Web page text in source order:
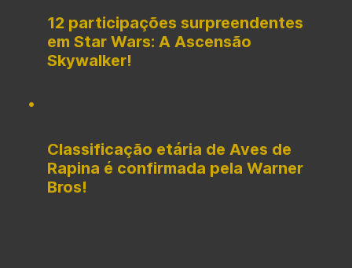
12 participações surpreendentes
em Star Wars: A Ascensão
Skywalker!
Classificação etária de Aves de
Rapina é confirmada pela Warner
Bros!